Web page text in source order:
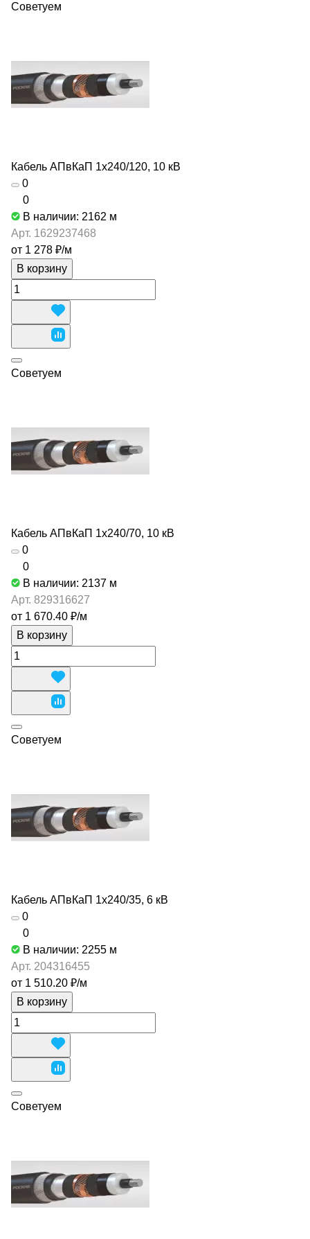
Советуем
Кабель АПвКаП 1х240/120, 10 кВ
0
0
В наличии: 2162 м
Арт. 1629237468
от 1 278 ₽/м
В корзину
Советуем
Кабель АПвКаП 1х240/70, 10 кВ
0
0
В наличии: 2137 м
Арт. 829316627
от 1 670.40 ₽/м
В корзину
Советуем
Кабель АПвКаП 1х240/35, 6 кВ
0
0
В наличии: 2255 м
Арт. 204316455
от 1 510.20 ₽/м
В корзину
Советуем